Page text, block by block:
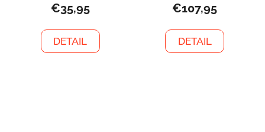
€35,95
DETAIL
€107,95
DETAIL